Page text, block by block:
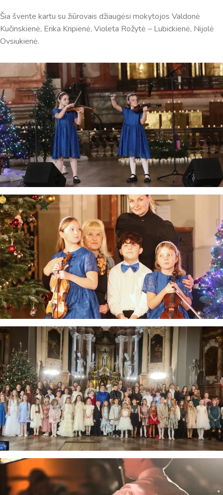
Šia švente kartu su žiūrovais džiaugėsi mokytojos Valdonė
Kučinskienė, Erika Kripienė, Violeta Rožytė – Lubickienė, Nijolė
Ovsiukienė.
Sveiki! Taip, aš esu virtualus. Tačiau dirbtinis intelektas
suteikia man galimybę ne tik analizuoti Jūsų klausimą, bet
dar tobulai atsimenu visą šioje svetainėje pateiktą
informaciją. Jei visgi man pritrūks išmanumo - pateiksiu
Jums reikiamus kontaktus, kur galėsite pasiklausti
atsakingo specialisto.
Taigi... kuo galėčiau Jums padėti?